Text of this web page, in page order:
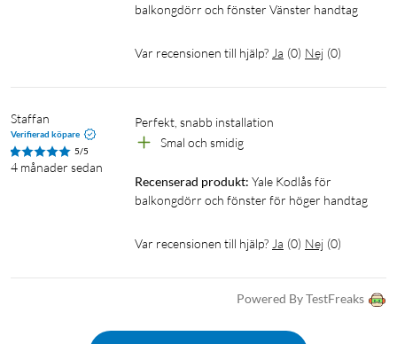
balkongdörr och fönster Vänster handtag
Var recensionen till hjälp? Ja (0) Nej (0)
Staffan
Verifierad köpare
5/5
4 månader sedan
Perfekt, snabb installation
Smal och smidig
Recenserad produkt: Yale Kodlås för
balkongdörr och fönster för höger handtag
Var recensionen till hjälp? Ja (0) Nej (0)
Powered By TestFreaks